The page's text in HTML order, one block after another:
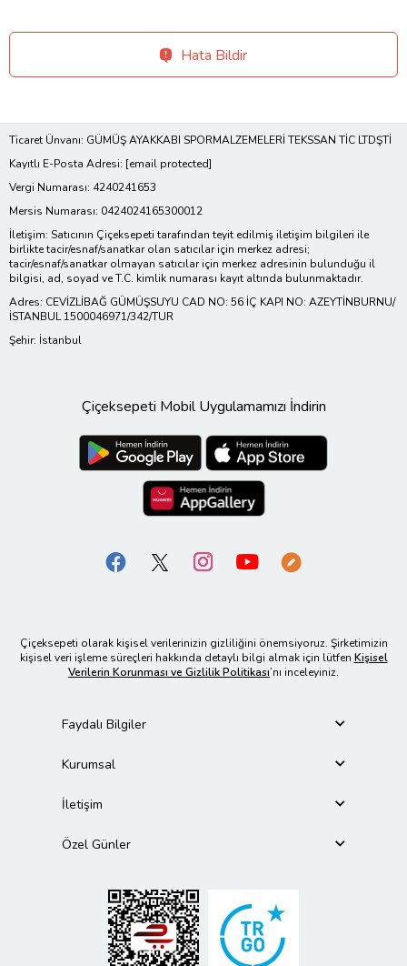
Hata Bildir
Ticaret Ünvanı: GÜMÜŞ AYAKKABI SPORMALZEMELERİ TEKSSAN TİC LTDŞTİ
Kayıtlı E-Posta Adresi: [email protected]
Vergi Numarası: 4240241653
Mersis Numarası: 0424024165300012
İletişim: Satıcının Çiçeksepeti tarafından teyit edilmiş iletişim bilgileri ile
birlikte tacir/esnaf/sanatkar olan satıcılar için merkez adresi;
tacir/esnaf/sanatkar olmayan satıcılar için merkez adresinin bulunduğu il
bilgisi, ad, soyad ve T.C. kimlik numarası kayıt altında bulunmaktadır.
Adres: CEVİZLİBAĞ GÜMÜŞSUYU CAD NO: 56 İÇ KAPI NO: AZEYTİNBURNU/
İSTANBUL 1500046971/342/TUR
Şehir: İstanbul
Çiçeksepeti Mobil Uygulamamızı İndirin
Çiçeksepeti olarak kişisel verilerinizin gizliliğini önemsiyoruz. Şirketimizin
kişisel veri işleme süreçleri hakkında detaylı bilgi almak için lütfen Kişisel
Verilerin Korunması ve Gizlilik Politikası’nı inceleyiniz.
Faydalı Bilgiler
Kurumsal
İletişim
Özel Günler